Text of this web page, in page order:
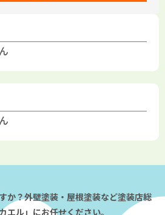
か？外壁塗装・屋根塗装など塗装店総
エル」にお任せください。